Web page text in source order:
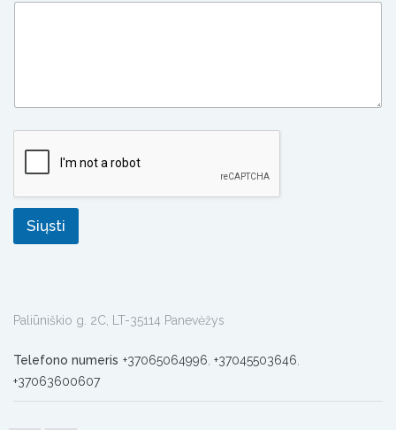
Siųsti
Paliūniškio g. 2C, LT-35114 Panevėžys
Telefono numeris +37065064996, +37045503646,
+37063600607